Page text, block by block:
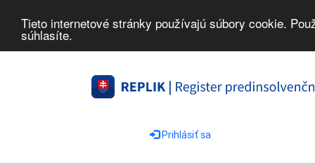
Tieto internetové stránky používajú súbory cookie.
súhlasíte.
Prihlásiť sa